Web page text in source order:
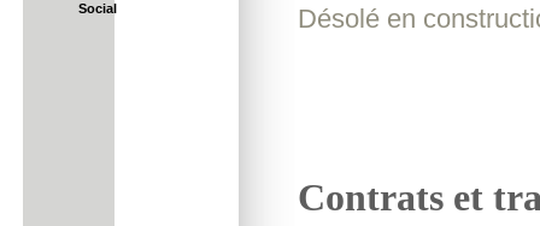
Social Désolé en
Contrats et